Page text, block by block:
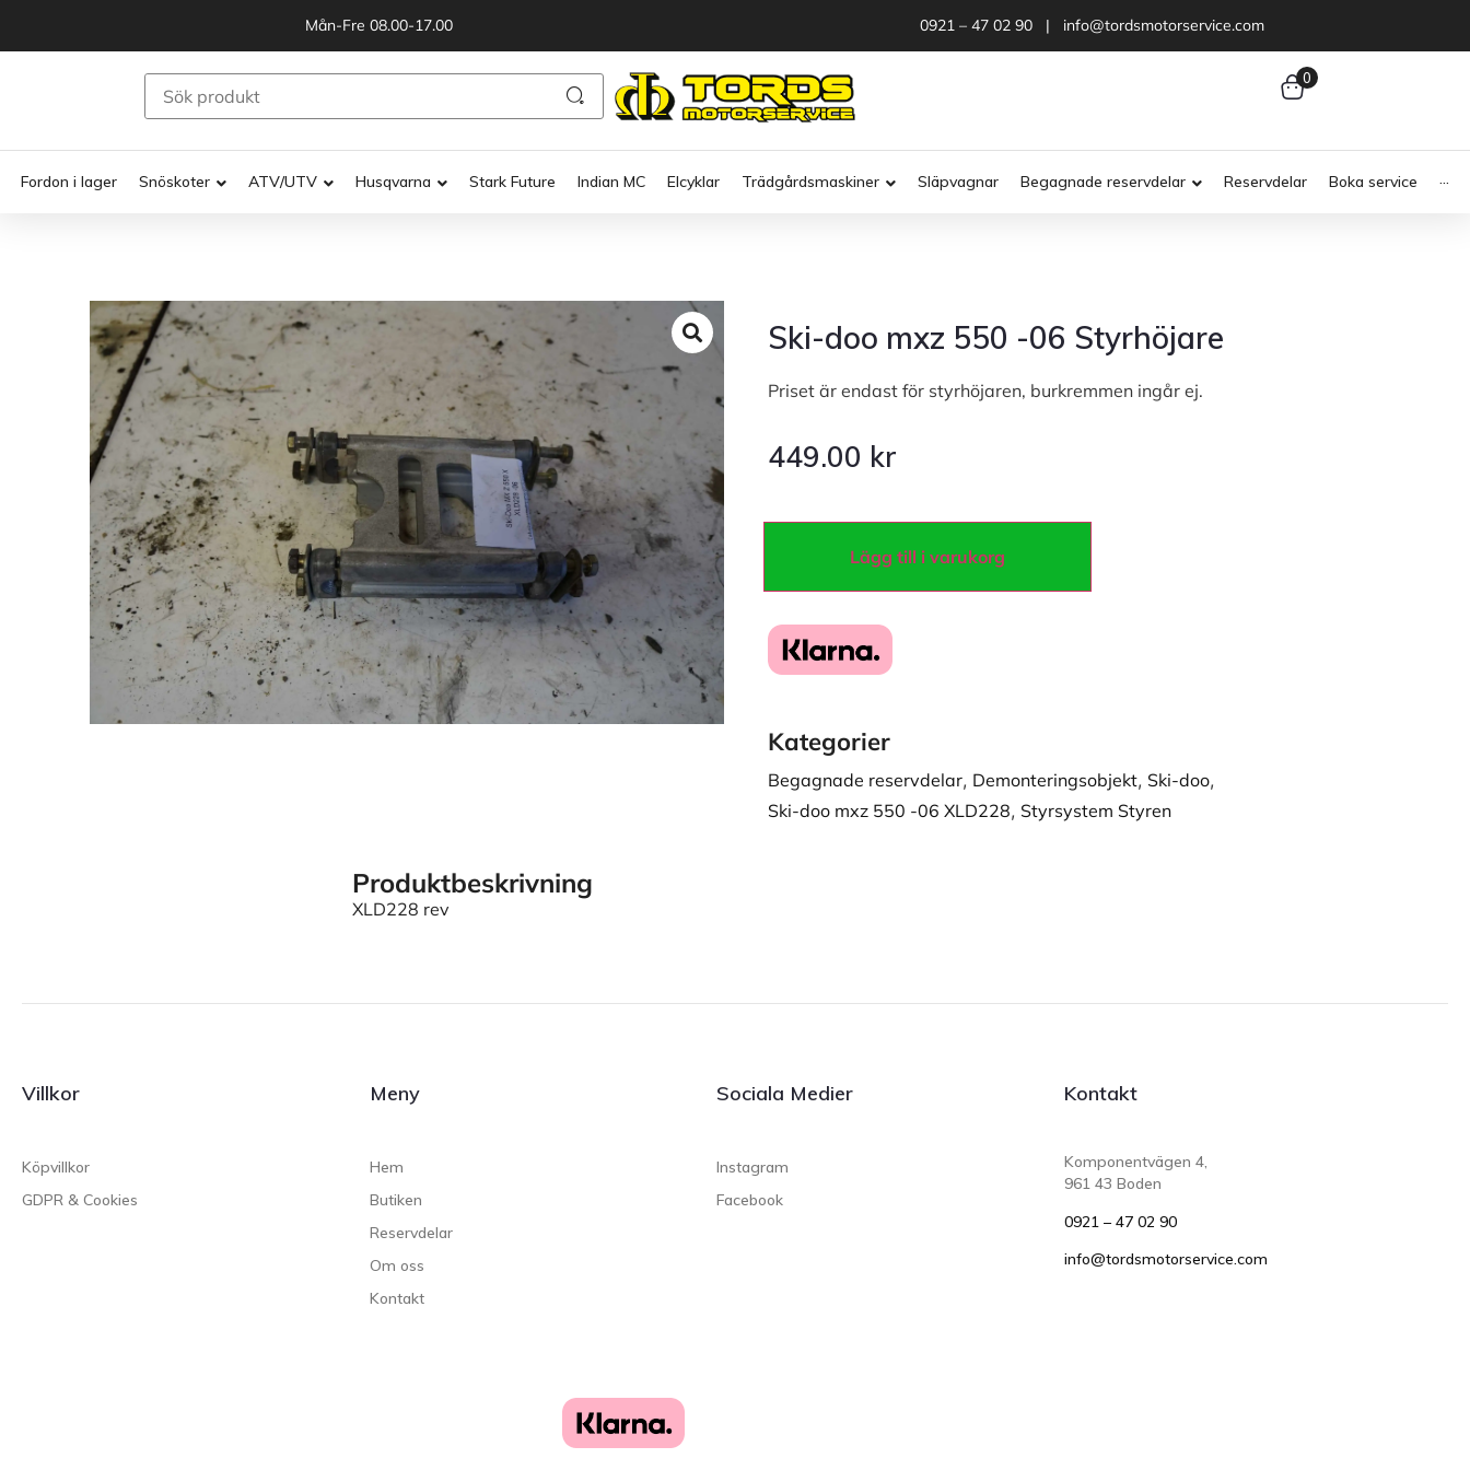
Mån-Fre 08.00-17.00 0921 – 47 02 90 | info@tordsmotorservice.com
0
Fordon i lager Snöskoter ATV/UTV Husqvarna Stark Future Indian MC Elcyklar Trädgårdsmaskiner Släpvagnar Begagnade reservdelar Reservdelar Boka service ···
Ski-doo mxz 550 -06 Styrhöjare
Priset är endast för styrhöjaren, burkremmen ingår ej.
449.00 kr
Lägg till i varukorg
Kategorier
Begagnade reservdelar, Demonteringsobjekt, Ski-doo,
Ski-doo mxz 550 -06 XLD228, Styrsystem Styren
Produktbeskrivning
XLD228 rev
Villkor
Köpvillkor
GDPR & Cookies
Meny
Hem
Butiken
Reservdelar
Om oss
Kontakt
Sociala Medier
Instagram
Facebook
Kontakt
Komponentvägen 4,
961 43 Boden
0921 – 47 02 90
info@tordsmotorservice.com